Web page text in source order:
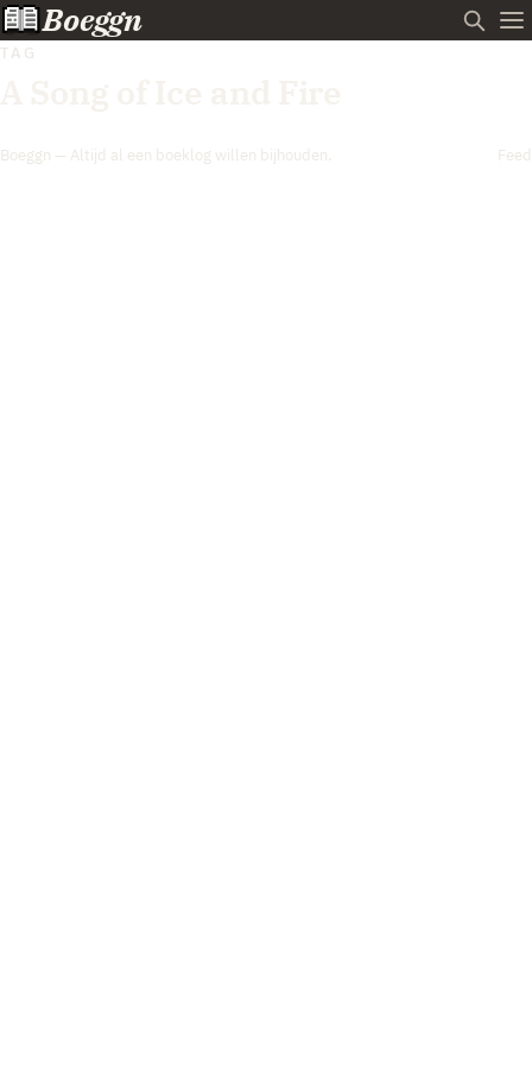
Boeggn
TAG
Boeggn — Altijd al een boeklog willen bijhouden. Feed